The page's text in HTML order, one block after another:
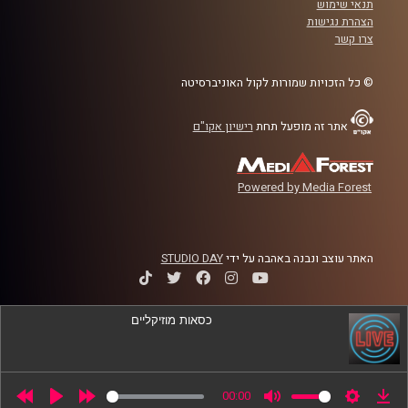
בביה"ס לפסיכולוגיה באוניברסיטת רייכמן.
קרדיט תמונות:
AudioVersity
תנאי שימוש
הצהרת נגישות
צרו קשר
© כל הזכויות שמורות לקול האוניברסיטה
אתר זה מופעל תחת רישיון אקו"ם
Powered by Media Forest
האתר עוצב ונבנה באהבה על ידיSTUDIO DAY
00:00
כסאות מוזיקליים